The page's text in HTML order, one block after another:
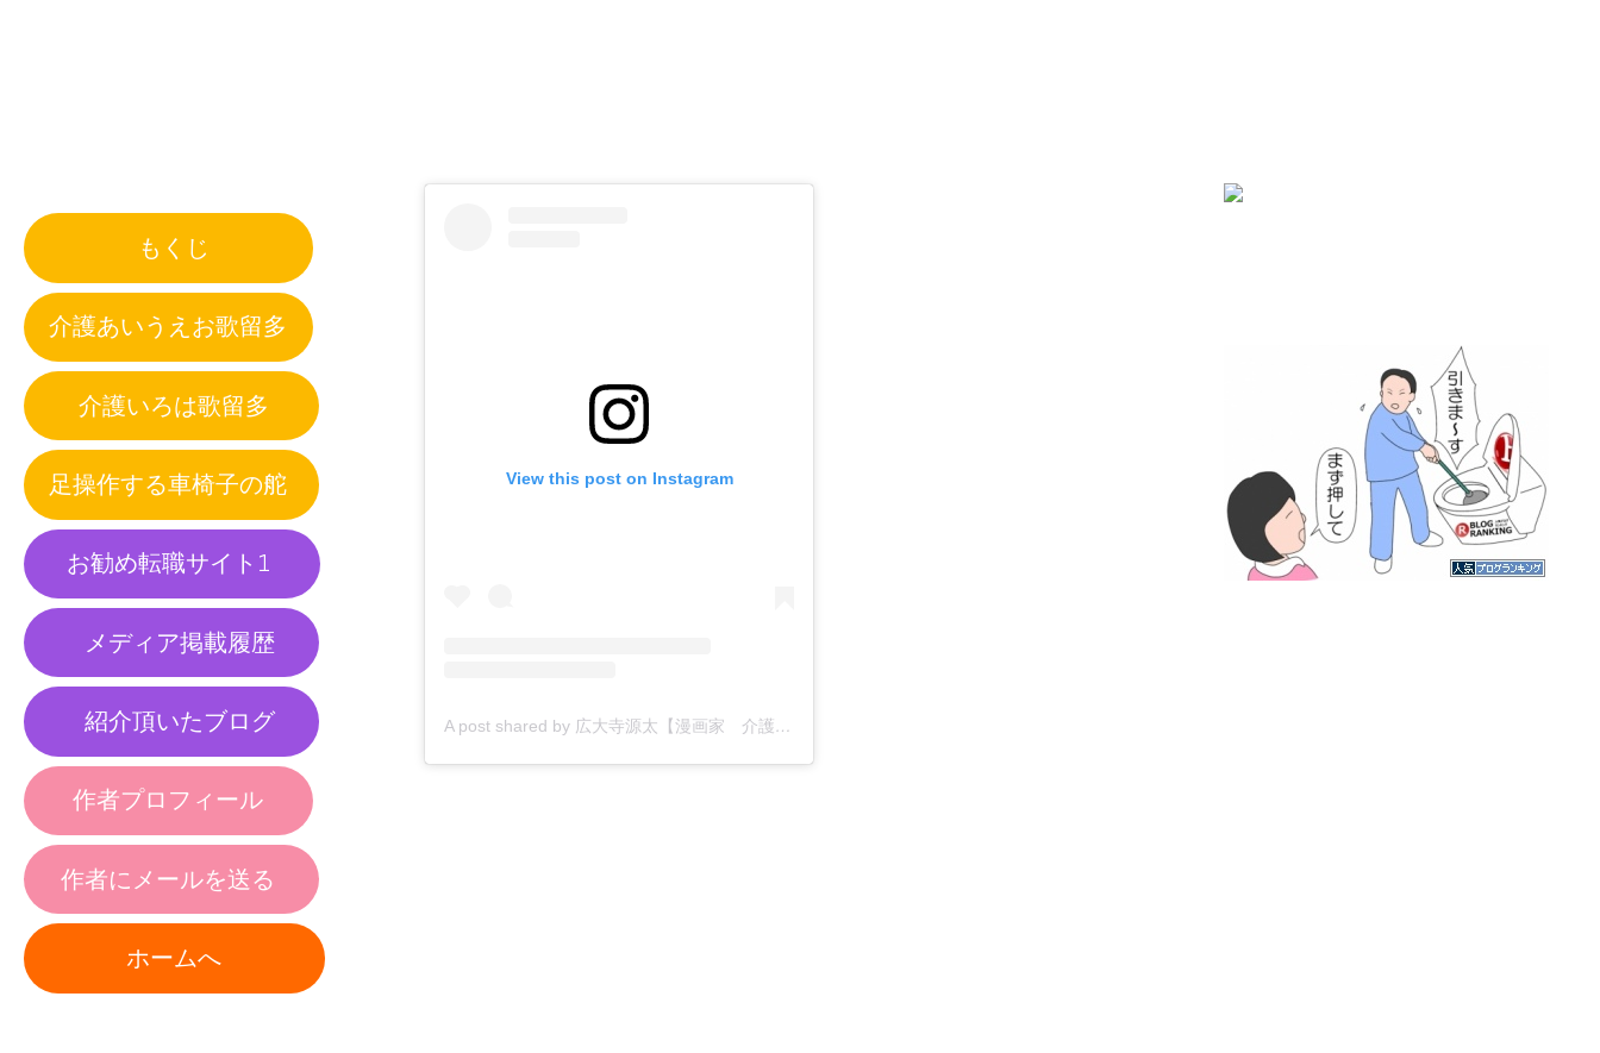
もくじ
介護あいうえお歌留多
介護いろは歌留多
足操作する車椅子の舵
お勧め転職サイト1
メディア掲載履歴
紹介頂いたブログ
作者プロフィール
作者にメールを送る
ホームへ
View this post on Instagram
A post shared by 広大寺源太【漫画家 介護4コマ漫画】 (@kodaiji_genta)